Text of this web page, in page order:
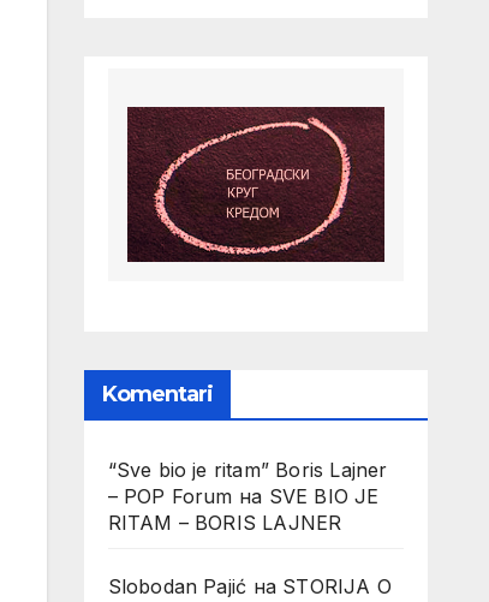
Komentari
“Sve bio je ritam” Boris Lajner
– POP Forum на SVE BIO JE
RITAM – BORIS LAJNER
Slobodan Pajić на STORIJA O